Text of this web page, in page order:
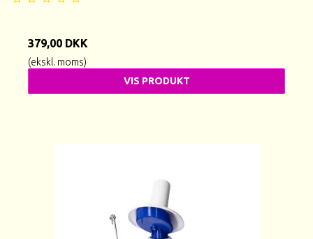
379,00 DKK
(ekskl. moms)
VIS PRODUKT